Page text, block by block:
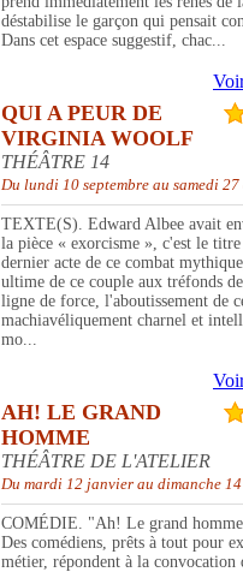
déstabilise le garçon qui pensait
Dans cet espace suggestif, chac...
QUI A PEUR DE
VIRGINIA WOOLF
THÉÂTRE 14
Du lundi 10 septembre au samedi
TEXTE(S). Edward Albee avait
la pièce « exorcisme », c'est le
dernier acte de ce combat
ultime de ce couple aux tréfonds
ligne de force, l'aboutissement de
machiavéliquement charnel et
mo...
AH! LE GRAND
HOMME
THÉÂTRE DE L'ATELIER
Du mardi 12 janvier au dimanche
COMÉDIE. "Ah! Le grand
Des comédiens, prêts à tout pour
métier, répondent à la convocation